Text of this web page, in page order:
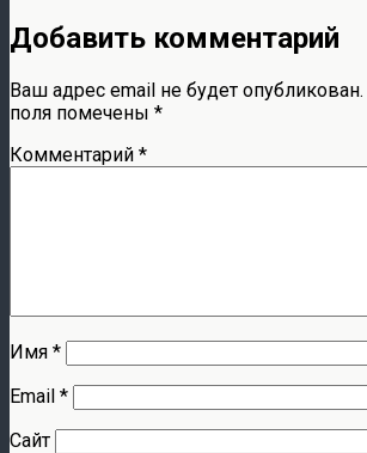
Добавить комментарий
Ваш адрес email не будет опубликован.
поля помечены *
Комментарий *
Имя *
Email *
Сайт